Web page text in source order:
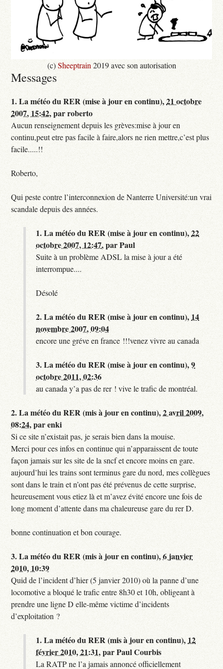
(c)Sheeptrain 2019 avec son autorisation
Messages
1.La météo du RER (mise à jour en continu),21 octobre
2007, 15:42,parroberto
Aucun renseignement depuis les grèves:mise à jour en
continu,peut etre pas facile à faire,alors ne rien mettre,c’est plus
facile.....!!
Roberto,
Qui peste contre l’interconnexion de Nanterre Université:un vrai
scandale depuis des années.
1.La météo du RER (mise à jour en continu),22
octobre 2007, 12:47,parPaul
Suite à un problème ADSL la mise à jour a été
interrompue....
Désolé
2.La météo du RER (mise à jour en continu), 14
novembre 2007, 09:04
encore une gréve en france !!!venez vivre au canada
3.La météo du RER (mise à jour en continu),9
octobre 2011, 02:36
au canada y’a pas de rer ! vive le trafic de montréal.
2.La météo du RER (mis à jour en continu),2 avril 2009,
08:24,parenki
Si ce site n’existait pas, je serais bien dans la mouise.
Merci pour ces infos en continue qui n’apparaissent de toute
façon jamais sur les site de la sncf et encore moins en gare.
aujourd’hui les trains sont terminus gare du nord, mes collègues
sont dans le train et n’ont pas été prévenus de cette surprise,
heureusement vous etiez là et m’avez évité encore une fois de
long moment d’attente dans ma chaleureuse gare du rer D.
bonne continuation et bon courage.
3.La météo du RER (mis à jour en continu),6 janvier
2010, 10:39
Quid de l’incident d’hier (5 janvier 2010) où la panne d’une
locomotive a bloqué le trafic entre 8h30 et 10h, obligeant à
prendre une ligne D elle-même victime d’incidents
d’exploitation ?
1.La météo du RER (mis à jour en continu), 12
février 2010, 21:31,parPaul Courbis
La RATP ne l’a jamais annoncé officiellement